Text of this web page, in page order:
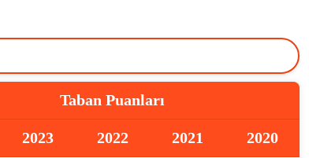
Taban Puanları
2023 2022 2021 2020